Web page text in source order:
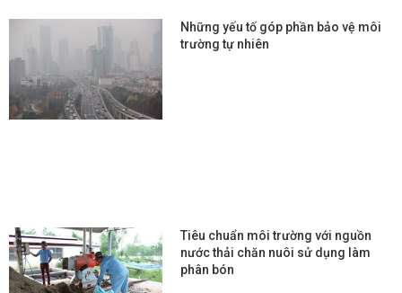
Những yếu tố góp phần bảo vệ môi
trường tự nhiên
Tiêu chuẩn môi trường với nguồn
nước thải chăn nuôi sử dụng làm
phân bón